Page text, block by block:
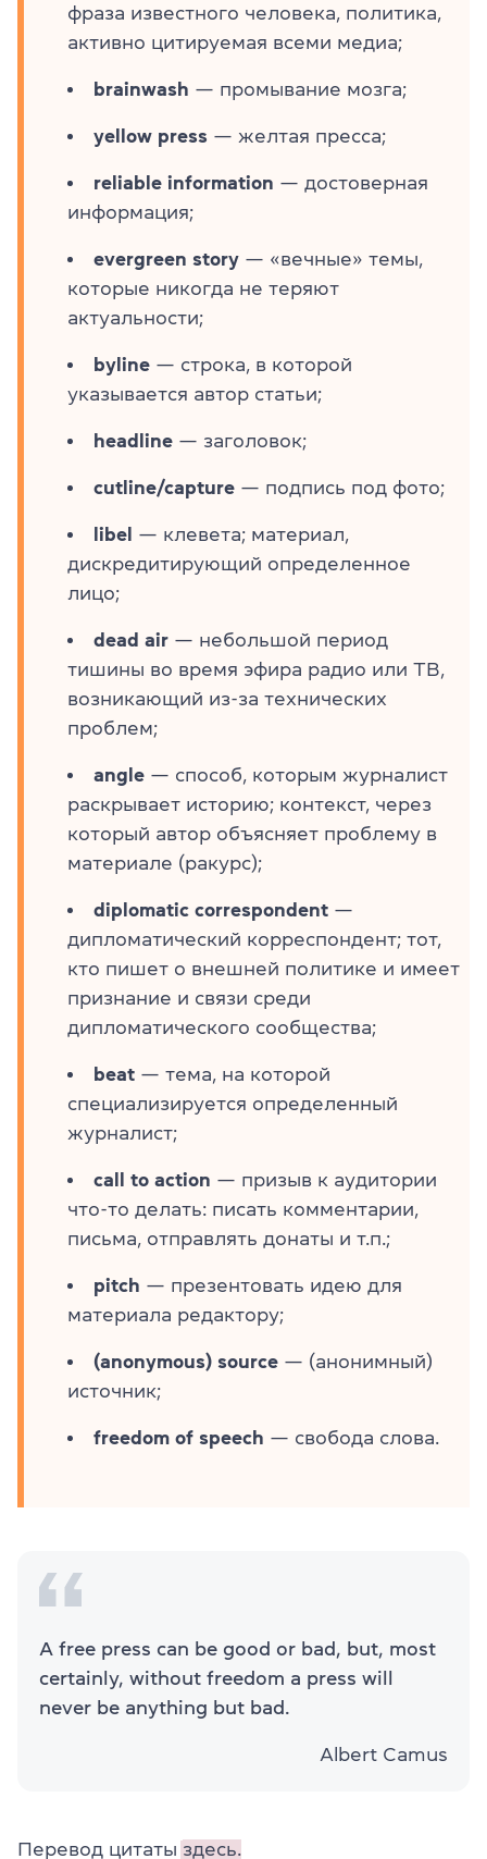
фраза известного человека, политика,
активно цитируемая всеми медиа;
brainwash — промывание мозга;
yellow press — желтая пресса;
reliable information — достоверная
информация;
evergreen story — «вечные» темы,
которые никогда не теряют
актуальности;
byline — строка, в которой
указывается автор статьи;
headline — заголовок;
cutline/capture — подпись под фото;
libel
— клевета; материал,
дискредитирующий определенное
лицо;
dead air — небольшой период
тишины во время эфира радио или ТВ,
возникающий из-за технических
проблем;
angle — способ, которым журналист
раскрывает историю; контекст, через
который автор объясняет проблему в
материале (ракурс);
diplomatic correspondent —
дипломатический корреспондент; тот,
кто пишет о внешней политике и имеет
признание и связи среди
дипломатического сообщества;
beat — тема, на которой
специализируется определенный
журналист;
call to action — призыв к аудитории
что-то делать: писать комментарии,
письма, отправлять донаты и т.п.;
pitch — презентовать идею для
материала редактору;
(anonymous) source — (анонимный)
источник;
freedom of speech — свобода слова.
A free press can be good or bad, but, most
certainly, without freedom a press will
never be anything but bad.
Albert Camus
Перевод цитаты здесь.